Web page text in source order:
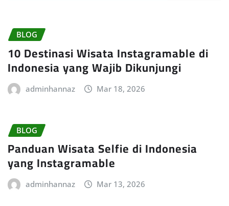
BLOG
10 Destinasi Wisata Instagramable di
Indonesia yang Wajib Dikunjungi
adminhannaz Mar 18, 2026
BLOG
Panduan Wisata Selfie di Indonesia
yang Instagramable
adminhannaz Mar 13, 2026